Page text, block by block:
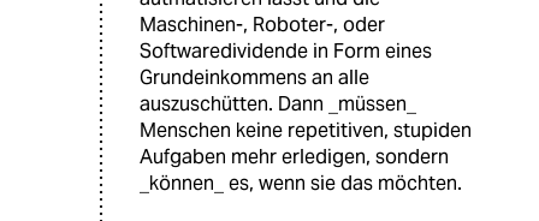
Maschinen-, Roboter-, oder
Softwaredividende in Form eines
Grundeinkommens an alle
auszuschütten. Dann _müssen_
Menschen keine repetitiven, stupiden
Aufgaben mehr erledigen, sondern
_können_ es, wenn sie das möchten.